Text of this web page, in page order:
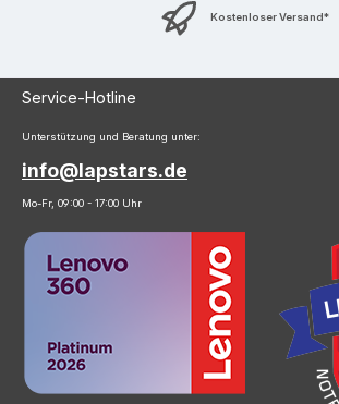
Kostenloser Versand*
Service-Hotline
Unterstützung und Beratung unter:
info@lapstars.de
Mo-Fr, 09:00 - 17:00 Uhr